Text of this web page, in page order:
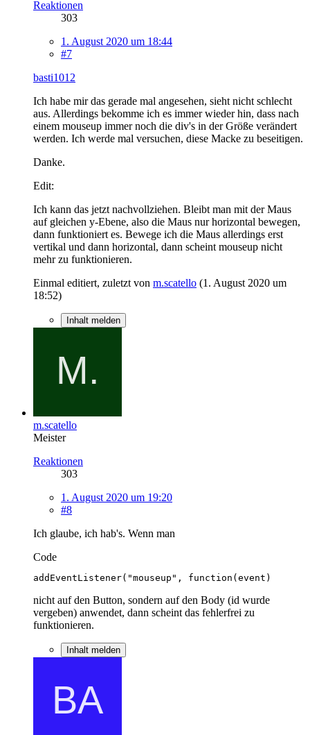
Reaktionen
303
1. August 2020 um 18:44
#7
basti1012
Ich habe mir das gerade mal angesehen, sieht nicht schlecht
aus. Allerdings bekomme ich es immer wieder hin, dass nach
einem mouseup immer noch die div's in der Größe verändert
werden. Ich werde mal versuchen, diese Macke zu beseitigen.
Danke.
Edit:
Ich kann das jetzt nachvollziehen. Bleibt man mit der Maus
auf gleichen y-Ebene, also die Maus nur horizontal bewegen,
dann funktioniert es. Bewege ich die Maus allerdings erst
vertikal und dann horizontal, dann scheint mouseup nicht
mehr zu funktionieren.
Einmal editiert, zuletzt von m.scatello (1. August 2020 um
18:52)
Inhalt melden
m.scatello
Meister
Reaktionen
303
1. August 2020 um 19:20
#8
Ich glaube, ich hab's. Wenn man
Code
addEventListener("mouseup", function(event)
nicht auf den Button, sondern auf den Body (id wurde
vergeben) anwendet, dann scheint das fehlerfrei zu
funktionieren.
Inhalt melden